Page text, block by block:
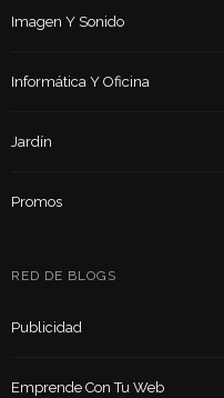
Imagen Y Sonido
Informática Y Oficina
Jardín
Promos
RED DE BLOGS
Publicidad
Emprende Con Tu Web